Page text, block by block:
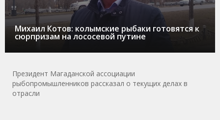
Михаил Котов: колымские рыбаки готовятся к
сюрпризам на лососевой путине
Президент Магаданской ассоциации
рыбопромышленников рассказал о текущих делах в
отрасли